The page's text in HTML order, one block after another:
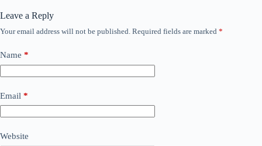
Leave a Reply
Your email address will not be published. Required fields are marked *
Name *
Email *
Website